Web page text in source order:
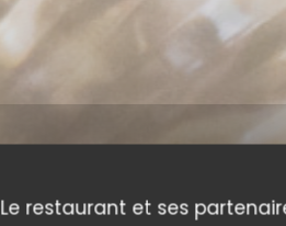
Le restaurant et ses